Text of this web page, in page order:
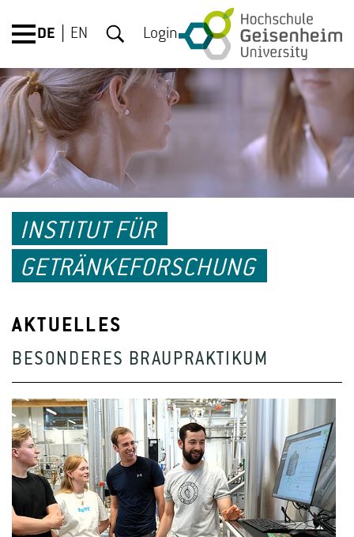
DE EN Login
INSTITUT FÜR
GETRÄNKEFORSCHUNG
AKTUELLES
BESONDERES BRAUPRAKTIKUM